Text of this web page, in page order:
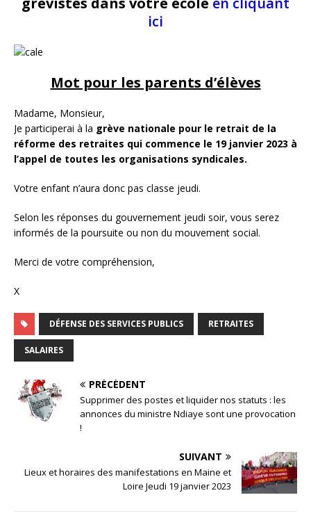
ici
Mot pour les parents d’élèves
Madame, Monsieur,
Je participerai à la grève nationale pour le retrait de la
réforme des retraites qui commence le 19 janvier 2023 à
l’appel de toutes les organisations syndicales.
Votre enfant n’aura donc pas classe jeudi.
Selon les réponses du gouvernement jeudi soir, vous serez
informés de la poursuite ou non du mouvement social.
Merci de votre compréhension,
X
DÉFENSE DES SERVICES PUBLICS RETRAITES
SALAIRES
PRÉCÉDENT
Supprimer des postes et liquider nos statuts : les
annonces du ministre Ndiaye sont une provocation
!
SUIVANT
Lieux et horaires des manifestations en Maine et
Loire Jeudi 19 janvier 2023